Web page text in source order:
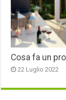
Cosa fa un
22 Luglio 2022